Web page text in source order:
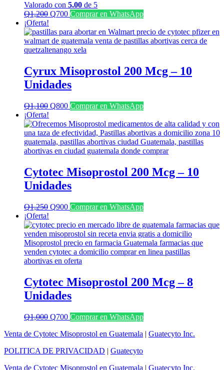
Valorado con 5.00 de 5
Q1,200 El
original
era:
Q1,200.
Q700El
actual
es:
Q700.
Comprar en WhatsApp
¡Oferta!
Cyrux Misoprostol 200 Mcg – 10
Unidades
Q1,100 El
original
era:
Q1,100.
Q800El
actual
es:
Q800.
Comprar en WhatsApp
¡Oferta!
Cytotec Misoprostol 200 Mcg – 10
Unidades
Q1,250 El
original
era:
Q1,250.
Q900El
actual
es:
Q900.
Comprar en WhatsApp
¡Oferta!
Cytotec Misoprostol 200 Mcg – 8
Unidades
Q1,000 El
original
Q1,000.
Q700El
actual
Q700.
Comprar en WhatsApp
Venta de Cytotec Misoprostol en Guatemala | Guatecyto Inc.
POLITICA DE PRIVACIDAD | Guatecyto
Venta de Cytotec Misoprostol en Guatemala | Guatecyto Inc.